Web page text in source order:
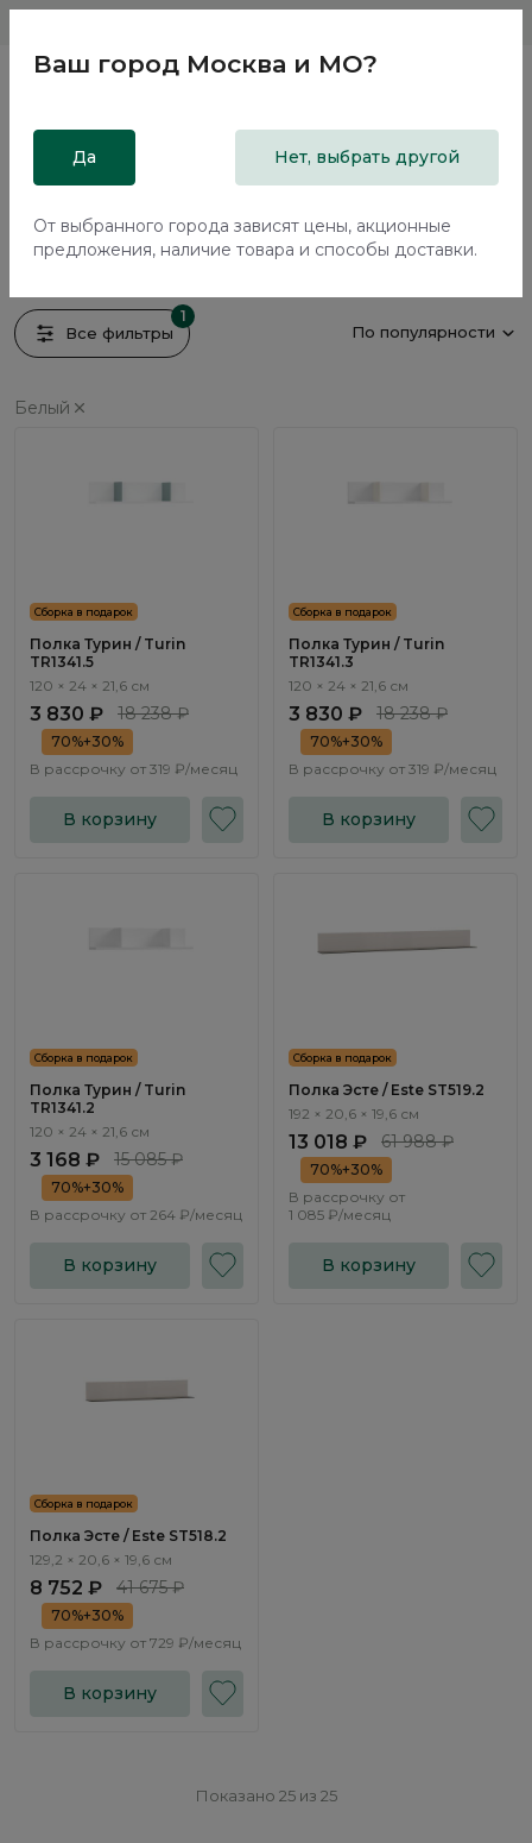
Главная
25 предметов
1
Все фильтры По популярности
Белый
Сборка в подарок
Полка Турин / Turin
TR1341.5
120 × 24 × 21,6 см
3 830 ₽ 18 238 ₽
70%+30%
В рассрочку от 319 ₽/месяц
В корзину
Сборка в подарок
Полка Турин / Turin
TR1341.3
120 × 24 × 21,6 см
3 830 ₽ 18 238 ₽
70%+30%
В рассрочку от 319 ₽/месяц
В корзину
Сборка в подарок
Полка Турин / Turin
TR1341.2
120 × 24 × 21,6 см
3 168 ₽ 15 085 ₽
70%+30%
В рассрочку от 264 ₽/месяц
В корзину
Сборка в подарок
Полка Эсте / Este ST519.2
192 × 20,6 × 19,6 см
13 018 ₽ 61 988 ₽
70%+30%
В рассрочку от
1 085 ₽/месяц
В корзину
Сборка в подарок
Полка Эсте / Este ST518.2
129,2 × 20,6 × 19,6 см
8 752 ₽ 41 675 ₽
70%+30%
В рассрочку от 729 ₽/месяц
В корзину
Показано 25 из 25
Ваш город Москва и МО?
Да Нет, выбрать другой
От выбранного города зависят цены, акционные
предложения, наличие товара и способы доставки.